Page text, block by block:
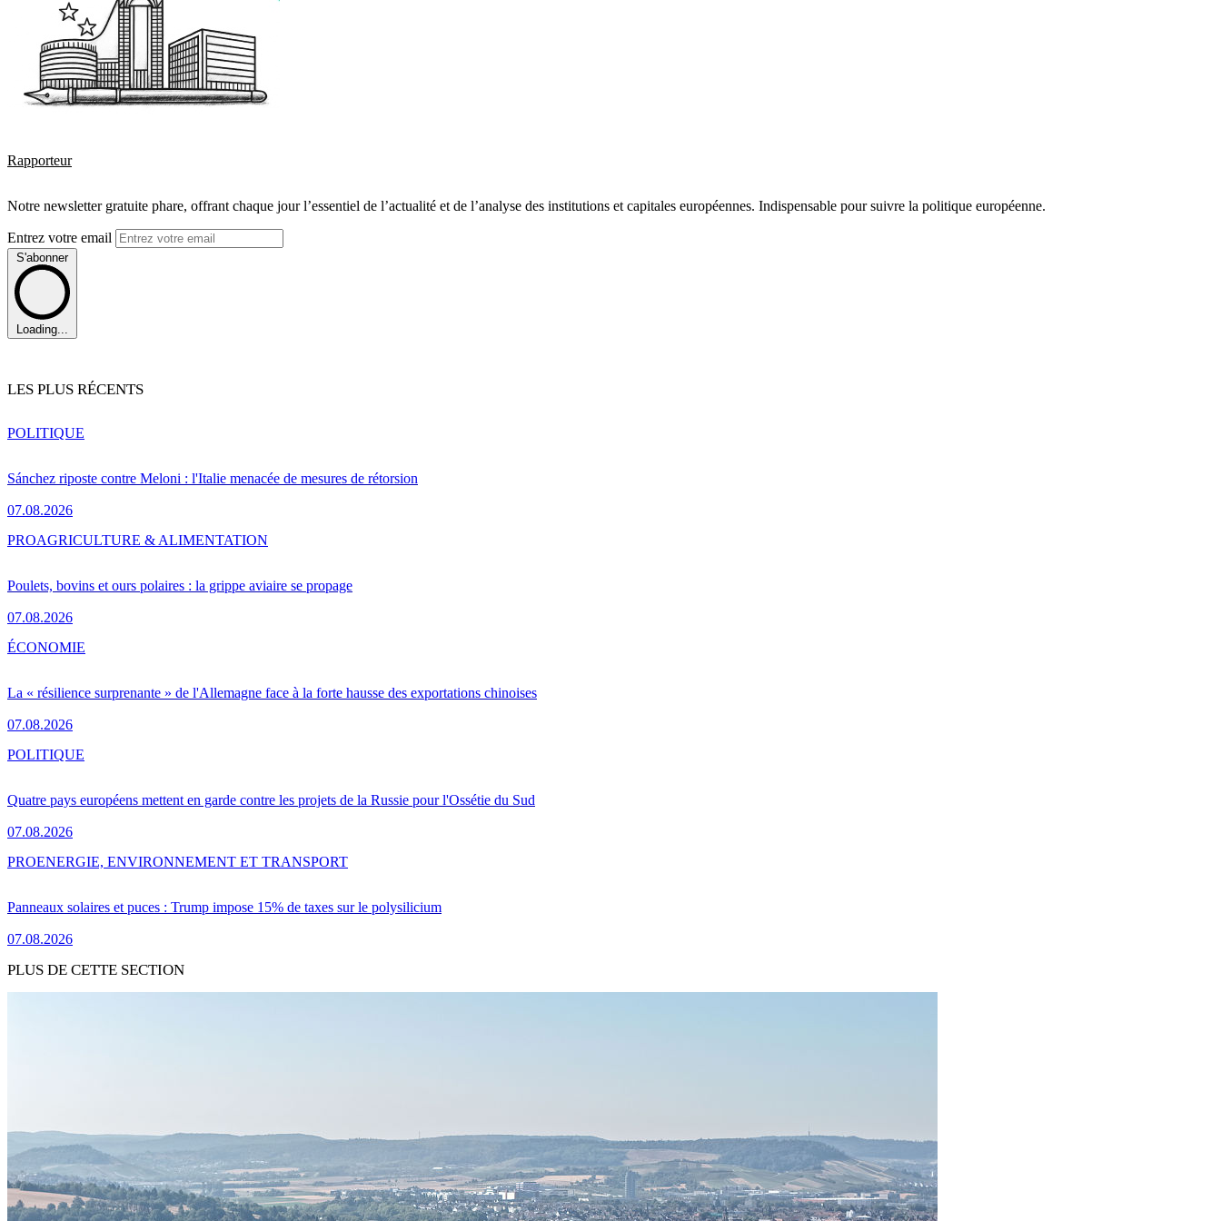
Rapporteur
Notre newsletter gratuite phare, offrant chaque jour l’essentiel de l’actualité et de l’analyse des institutions et capitales européennes. Indispensable pour suivre la politique européenne.
Entrez votre email
S'abonner
Loading...
LES PLUS RÉCENTS
Sánchez riposte contre Meloni : l'Italie menacée de mesures de rétorsion
07.08.2026
POLITIQUE
Poulets, bovins et ours polaires : la grippe aviaire se propage
07.08.2026
PROAGRICULTURE & ALIMENTATION
La « résilience surprenante » de l'Allemagne face à la forte hausse des exportations chinoises
07.08.2026
ÉCONOMIE
Quatre pays européens mettent en garde contre les projets de la Russie pour l'Ossétie du Sud
07.08.2026
POLITIQUE
Panneaux solaires et puces : Trump impose 15% de taxes sur le polysilicium
07.08.2026
PROENERGIE, ENVIRONNEMENT ET TRANSPORT
PLUS DE CETTE SECTION